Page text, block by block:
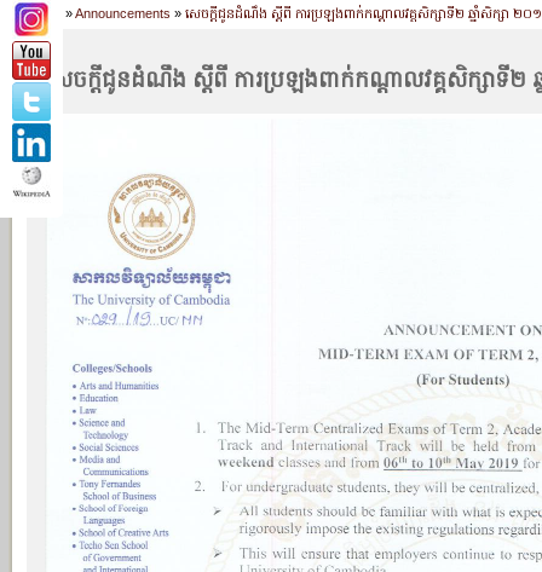
Home »Announcements » សេចក្តីជូនដំណឹង ស្តីពី ការប្រឡងពាក់កណ្តាលវគ្គសិក្សាទី២ ឆ្នាំសិក្សា ២
សេចក្តីជូនដំណឹង ស្តីពី ការប្រឡងពាក់កណ្តាលវគ្គសិក្សាទី២